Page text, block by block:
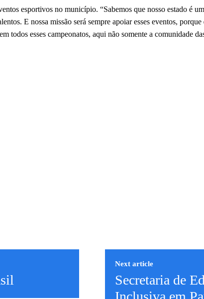
esportivos no município. “Sabemos que nosso estado é
E nossa missão será sempre apoiar esses eventos, porque
todos esses campeonatos, aqui não somente a comunidade
Next article
Secretaria de